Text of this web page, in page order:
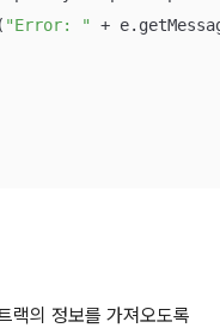
"Error: "
+
랙의 정보를 가져오도록